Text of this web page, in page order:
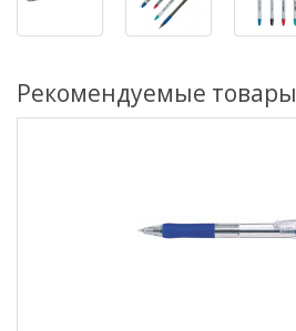
Рекомендуемые товары